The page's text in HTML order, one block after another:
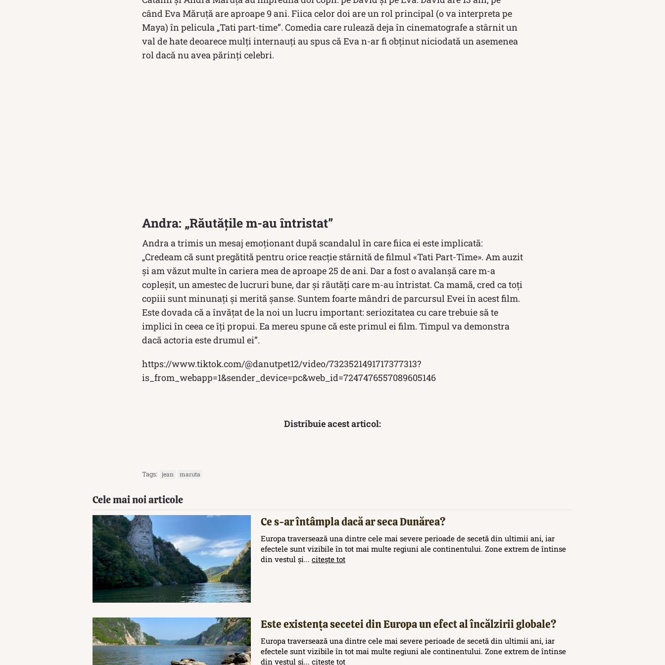
când Eva Măruță are aproape 9 ani. Fiica celor doi are un rol principal (o va interpreta pe
Maya) în pelicula „Tati part-time”. Comedia care rulează deja în cinematografe a stârnit un
val de hate deoarece mulți internauți au spus că Eva n-ar fi obținut niciodată un asemenea
rol dacă nu avea părinți celebri.
Andra: „Răutățile m-au întristat”
Andra a trimis un mesaj emoționant după scandalul în care fiica ei este implicată:
„Credeam că sunt pregătită pentru orice reacție stârnită de filmul «Tati Part-Time». Am auzit
și am văzut multe în cariera mea de aproape 25 de ani. Dar a fost o avalanșă care m-a
copleșit, un amestec de lucruri bune, dar și răutăți care m-au întristat. Ca mamă, cred ca toți
copiii sunt minunați și merită șanse. Suntem foarte mândri de parcursul Evei în acest film.
Este dovada că a învățat de la noi un lucru important: seriozitatea cu care trebuie să te
implici în ceea ce îți propui. Ea mereu spune că este primul ei film. Timpul va demonstra
dacă actoria este drumul ei”.
https://www.tiktok.com/@danutpet12/video/7323521491717377313?
is_from_webapp=1&sender_device=pc&web_id=7247476557089605146
Distribuie acest articol:
Tags: jean maruta
Cele mai noi articole
Ce s-ar întâmpla dacă ar seca Dunărea?
Europa traversează una dintre cele mai severe perioade de secetă din ultimii ani, iar
efectele sunt vizibile în tot mai multe regiuni ale continentului. Zone extrem de întinse
din vestul și... citește tot
Este existența secetei din Europa un efect al încălzirii globale?
Europa traversează una dintre cele mai severe perioade de secetă din ultimii ani, iar
efectele sunt vizibile în tot mai multe regiuni ale continentului. Zone extrem de întinse
din vestul și... citește tot